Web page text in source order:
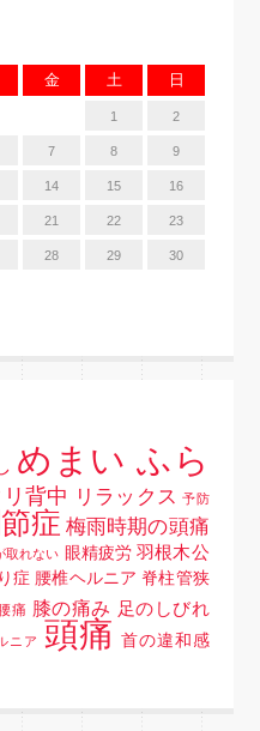
金 土 日
1 2
7 8 9
14 15 16
21 22 23
28 29 30
めまい ふら
背中 リラックス 予防
症 梅雨時期の頭痛
取れない 眼精疲労 羽根木公
症 腰椎ヘルニア 脊柱管狭
腰痛 膝の痛み 足のしびれ
ニア 頭痛 首の違和感